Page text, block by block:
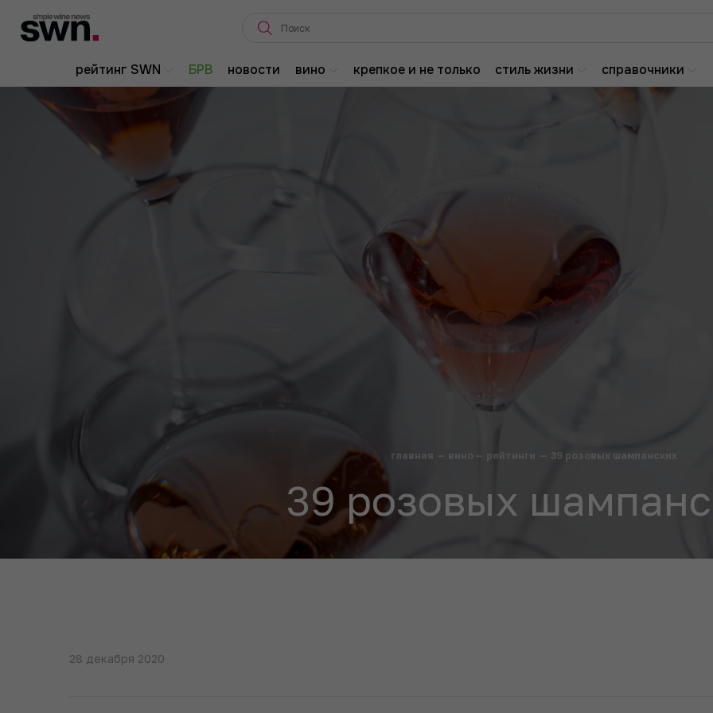
рейтинг SWN БРВ новости вино крепкое и не только стиль жизни справочники
главная — — рейтинги — 39 розовых шампанских
39 розовых
28 декабря 2020